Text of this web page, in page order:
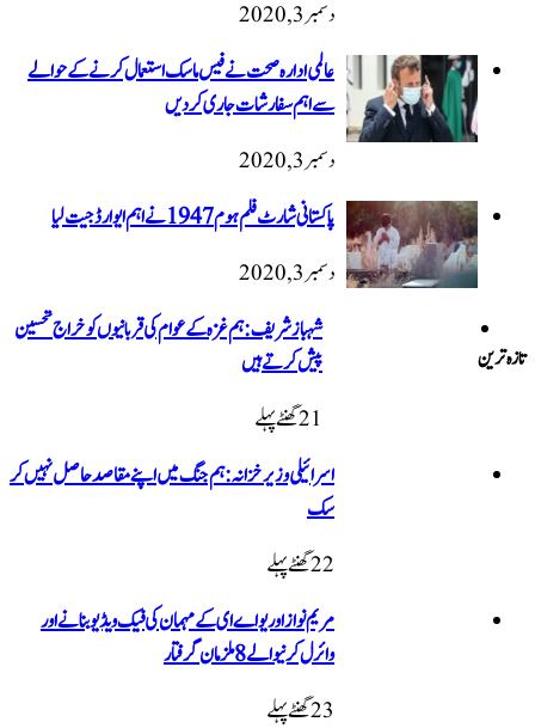
دسمبر 3, 2020
عالمی ادارہ صحت نے فیس ماسک استعمال کرنے کے حوالے
سے اہم سفارشات جاری کردیں
دسمبر 3, 2020
پاکستانی شارٹ فلم ہوم 1947 نےاہم ایوارڈ جیت لیا
دسمبر 3, 2020
تازہ ترین
شہباز شریف: ہم غزہ کے عوام کی قربانیوں کو خراج تحسین
پیش کرتے ہیں
21 گھنٹےپہلے
اسرائیلی وزیر خزانہ: ہم جنگ میں اپنے مقاصد حاصل نہیں کر
سک
22 گھنٹےپہلے
مریم نواز اور یو اے ای کے مہمان کی فیک ویڈیو بنانے اور
وائرل کرنیوالے 8 ملزمان گرفتار
23 گھنٹےپہلے